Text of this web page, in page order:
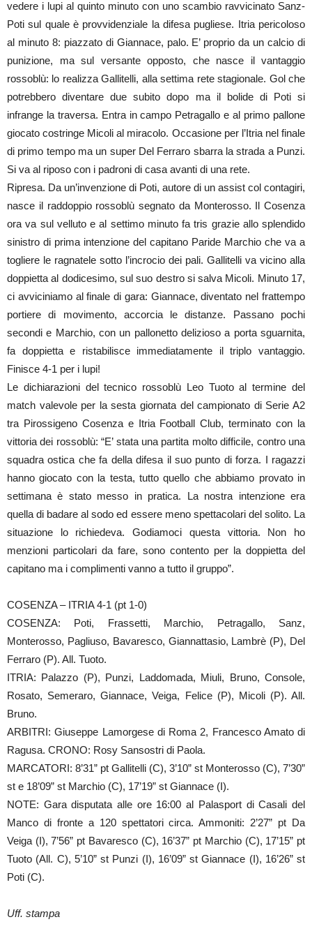
vedere i lupi al quinto minuto con uno scambio ravvicinato Sanz-
Poti sul quale è provvidenziale la difesa pugliese. Itria pericoloso
al minuto 8: piazzato di Giannace, palo. E’ proprio da un calcio di
punizione, ma sul versante opposto, che nasce il vantaggio
rossoblù: lo realizza Gallitelli, alla settima rete stagionale. Gol che
potrebbero diventare due subito dopo ma il bolide di Poti si
infrange la traversa. Entra in campo Petragallo e al primo pallone
giocato costringe Micoli al miracolo. Occasione per l’Itria nel finale
di primo tempo ma un super Del Ferraro sbarra la strada a Punzi.
Si va al riposo con i padroni di casa avanti di una rete.
Ripresa. Da un’invenzione di Poti, autore di un assist col contagiri,
nasce il raddoppio rossoblù segnato da Monterosso. Il Cosenza
ora va sul velluto e al settimo minuto fa tris grazie allo splendido
sinistro di prima intenzione del capitano Paride Marchio che va a
togliere le ragnatele sotto l’incrocio dei pali. Gallitelli va vicino alla
doppietta al dodicesimo, sul suo destro si salva Micoli. Minuto 17,
ci avviciniamo al finale di gara: Giannace, diventato nel frattempo
portiere di movimento, accorcia le distanze. Passano pochi
secondi e Marchio, con un pallonetto delizioso a porta sguarnita,
fa doppietta e ristabilisce immediatamente il triplo vantaggio.
Finisce 4-1 per i lupi!
Le dichiarazioni del tecnico rossoblù Leo Tuoto al termine del
match valevole per la sesta giornata del campionato di Serie A2
tra Pirossigeno Cosenza e Itria Football Club, terminato con la
vittoria dei rossoblù: “E’ stata una partita molto difficile, contro una
squadra ostica che fa della difesa il suo punto di forza. I ragazzi
hanno giocato con la testa, tutto quello che abbiamo provato in
settimana è stato messo in pratica. La nostra intenzione era
quella di badare al sodo ed essere meno spettacolari del solito. La
situazione lo richiedeva. Godiamoci questa vittoria. Non ho
menzioni particolari da fare, sono contento per la doppietta del
capitano ma i complimenti vanno a tutto il gruppo”.
COSENZA – ITRIA 4-1 (pt 1-0)
COSENZA: Poti, Frassetti, Marchio, Petragallo, Sanz,
Monterosso, Pagliuso, Bavaresco, Giannattasio, Lambrè (P), Del
Ferraro (P). All. Tuoto.
ITRIA: Palazzo (P), Punzi, Laddomada, Miuli, Bruno, Console,
Rosato, Semeraro, Giannace, Veiga, Felice (P), Micoli (P). All.
Bruno.
ARBITRI: Giuseppe Lamorgese di Roma 2, Francesco Amato di
Ragusa. CRONO: Rosy Sansostri di Paola.
MARCATORI: 8’31” pt Gallitelli (C), 3’10” st Monterosso (C), 7’30”
st e 18’09” st Marchio (C), 17’19” st Giannace (I).
NOTE: Gara disputata alle ore 16:00 al Palasport di Casali del
Manco di fronte a 120 spettatori circa. Ammoniti: 2’27” pt Da
Veiga (I), 7’56” pt Bavaresco (C), 16’37” pt Marchio (C), 17’15” pt
Tuoto (All. C), 5’10” st Punzi (I), 16’09” st Giannace (I), 16’26” st
Poti (C).
Uff. stampa